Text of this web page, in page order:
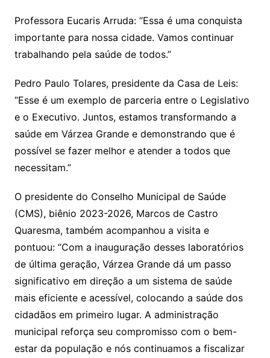
Professora Eucaris Arruda: “Essa é uma conquista
importante para nossa cidade. Vamos continuar
trabalhando pela saúde de todos.”
Pedro Paulo Tolares, presidente da Casa de Leis:
“Esse é um exemplo de parceria entre o Legislativo
e o Executivo. Juntos, estamos transformando a
saúde em Várzea Grande e demonstrando que é
possível se fazer melhor e atender a todos que
necessitam.”
O presidente do Conselho Municipal de Saúde
(CMS), biênio 2023-2026, Marcos de Castro
Quaresma, também acompanhou a visita e
pontuou: “Com a inauguração desses laboratórios
de última geração, Várzea Grande dá um passo
significativo em direção a um sistema de saúde
mais eficiente e acessível, colocando a saúde dos
cidadãos em primeiro lugar. A administração
municipal reforça seu compromisso com o bem-
estar da população e nós continuamos a fiscalizar